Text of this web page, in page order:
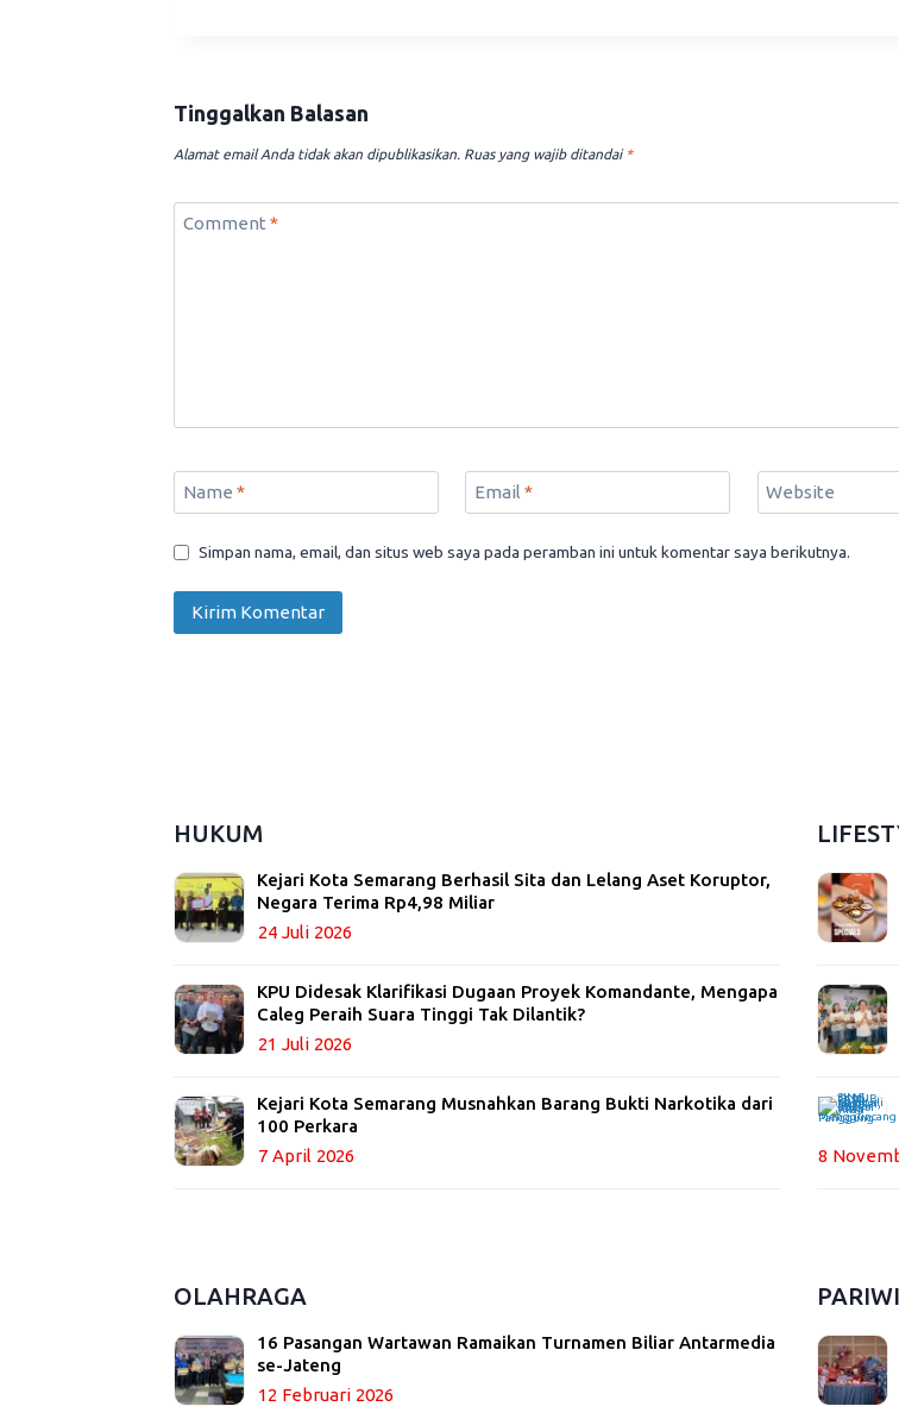
Tinggalkan Balasan
Alamat email Anda tidak akan dipublikasikan. Ruas yang wajib ditandai *
Comment *
Name * Email * Website
Simpan nama, email, dan situs web saya pada peramban ini untuk komentar saya berikutnya.
HUKUM
Kejari Kota Semarang Berhasil Sita dan Lelang Aset Koruptor,
Negara Terima Rp4,98 Miliar
24 Juli 2026
KPU Didesak Klarifikasi Dugaan Proyek Komandante, Mengapa
Caleg Peraih Suara Tinggi Tak Dilantik?
21 Juli 2026
Kejari Kota Semarang Musnahkan Barang Bukti Narkotika dari
100 Perkara
7 April 2026
8
OLAHRAGA
16 Pasangan Wartawan Ramaikan Turnamen Biliar Antarmedia
se-Jateng
12 Februari 2026